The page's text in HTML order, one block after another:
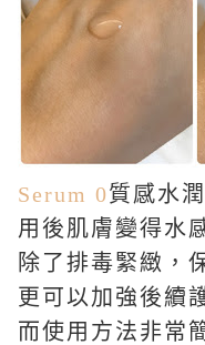
Serum 0質感水
用後肌膚變得水
除了排毒緊緻，
更可以加強後續
而使用方法非常